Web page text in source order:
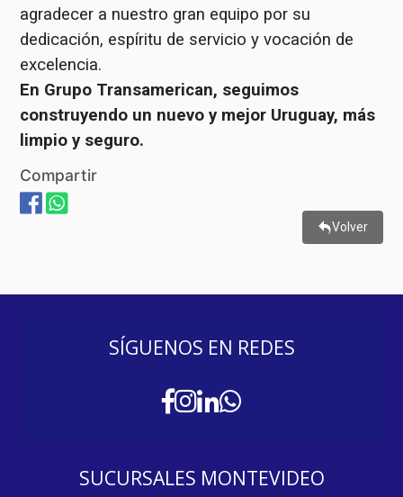
agradecer a nuestro gran equipo por su
dedicación, espíritu de servicio y vocación de
excelencia.
En Grupo Transamerican, seguimos
construyendo un nuevo y mejor Uruguay, más
limpio y seguro.
Compartir
Volver
SÍGUENOS EN REDES
SUCURSALES MONTEVIDEO